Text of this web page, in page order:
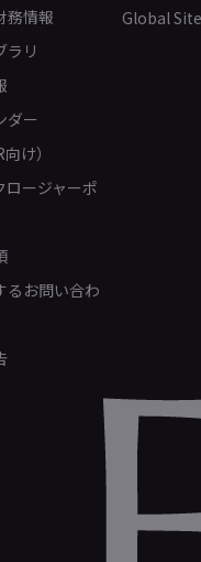
務情報
ラリ
ダー
け）
ロージャーポ
るお問い合わ
Global Site